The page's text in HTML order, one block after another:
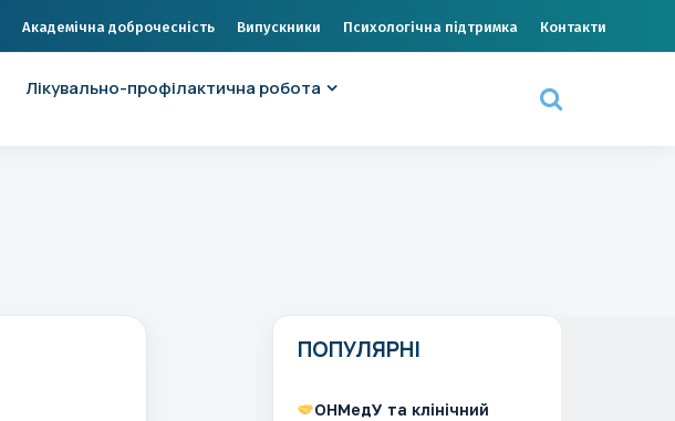
Академічна доброчесність Випускники Психологічна підтримка Контакти
Лікувально-профілактична робота
ПОПУЛЯРНІ
ОНМедУ та клінічний